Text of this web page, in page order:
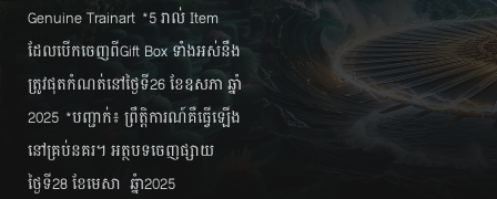
Genuine Trainart *5 រាល់ Item
ដែលបើកចេញពីGift Box ទាំងអស់នឹង
ត្រូវផុតកំណត់នៅថ្ងៃទី​26 ខែឧសភា ឆ្នាំ
2025 *បញ្ជាក់៖ ព្រឹត្តិការណ៍គឺធ្វើឡើង
នៅគ្រប់នគរ។ អត្ថបទចេញផ្សាយ
ថ្ងៃទី28 ខែមេសា ​ ឆ្នំា2025